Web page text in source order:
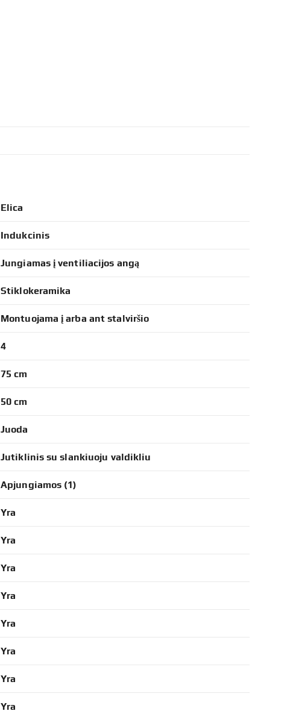
Elica
Indukcinis
Jungiamas į ventiliacijos angą
Stiklokeramika
Montuojama į arba ant stalviršio
4
75 cm
50 cm
Juoda
Jutiklinis su slankiuoju valdikliu
Apjungiamos (1)
Yra
Yra
Yra
Yra
Yra
Yra
Yra
Yra